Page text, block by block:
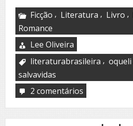
Ficção , Literatura , Livro ,
Romance
Lee Oliveira
literaturabrasileira , oqueli
salvavidas
2 comentários
Guarda-
Vidas